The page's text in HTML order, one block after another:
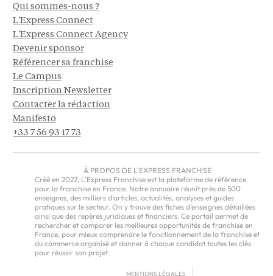
Qui sommes-nous ?
L'Express Connect
L'Express Connect Agency
Devenir sponsor
Référencer sa franchise
Le Campus
Inscription Newsletter
Contacter la rédaction
Manifesto
+33 7 56 93 17 73
À PROPOS DE L'EXPRESS FRANCHISE
Créé en 2022, L'Express Franchise est la plateforme de référence
pour la franchise en France. Notre annuaire réunit près de 500
enseignes, des milliers d'articles, actualités, analyses et guides
pratiques sur le secteur. On y trouve des fiches d'enseignes détaillées
ainsi que des repères juridiques et financiers. Ce portail permet de
rechercher et comparer les meilleures opportunités de franchise en
France, pour mieux comprendre le fonctionnement de la franchise et
du commerce organisé et donner à chaque candidat toutes les clés
pour réussir son projet.
MENTIONS LÉGALES